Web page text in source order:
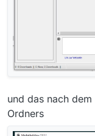
und das nach
Ordners